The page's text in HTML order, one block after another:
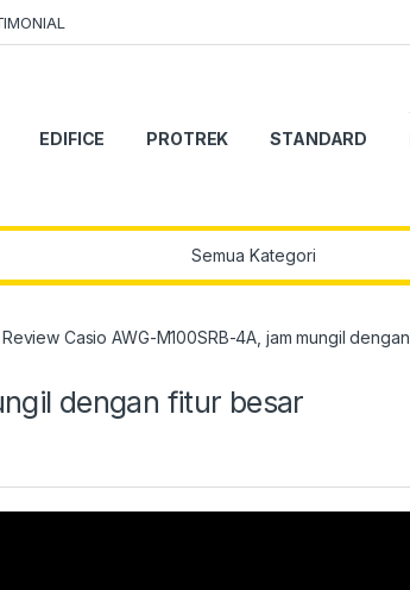
EDIFICE PROTREK STANDARD
Review Casio AWG-M100SRB-4A, jam mungil
dengan fitur besar